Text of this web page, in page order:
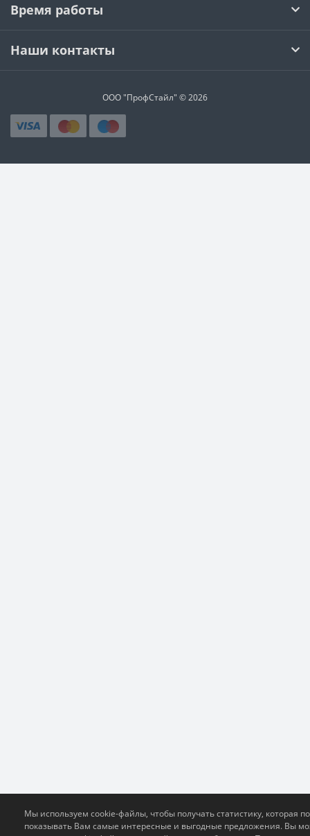
Время работы
Наши контакты
ООО "ПрофСтайл" © 2026
Мы используем cookie-файлы, чтобы получать статистику, которая
показывать Вам самые интересные и выгодные предложения. Вы